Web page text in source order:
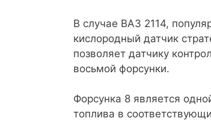
В случае ВАЗ 2114,
кислородный датчик
позволяет датчику
восьмой форсунки.
Форсунка 8 является
топлива в